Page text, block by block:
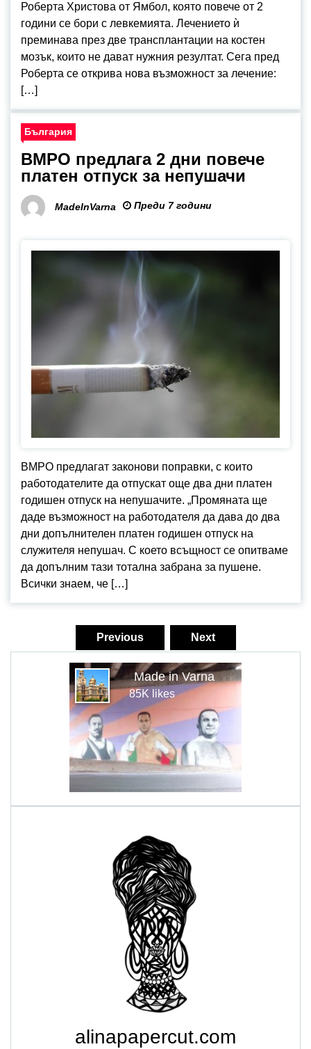
Роберта Христова от Ямбол, която повече от 2
години се бори с левкемията. Лечението ѝ
преминава през две трансплантации на костен
мозък, които не дават нужния резултат. Сега пред
Роберта се открива нова възможност за лечение:
[…]
България
ВМРО предлага 2 дни повече
платен отпуск за непушачи
MadeInVarna Преди 7 години
ВМРО предлагат законови поправки, с които
работодателите да отпускат още два дни платен
годишен отпуск на непушачите. „Промяната ще
даде възможност на работодателя да дава до два
дни допълнителен платен годишен отпуск на
служителя непушач. С което всъщност се опитваме
да допълним тази тотална забрана за пушене.
Всички знаем, че […]
Previous Next
Made in Varna
85K likes
alinapapercut.com